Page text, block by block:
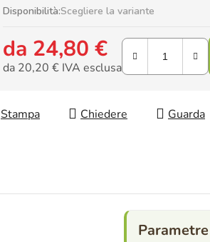
Disponibilità:Scegliere la variante
da 24,80 €
da 20,20 € IVA esclusa
Stampa
Chiedere Guarda